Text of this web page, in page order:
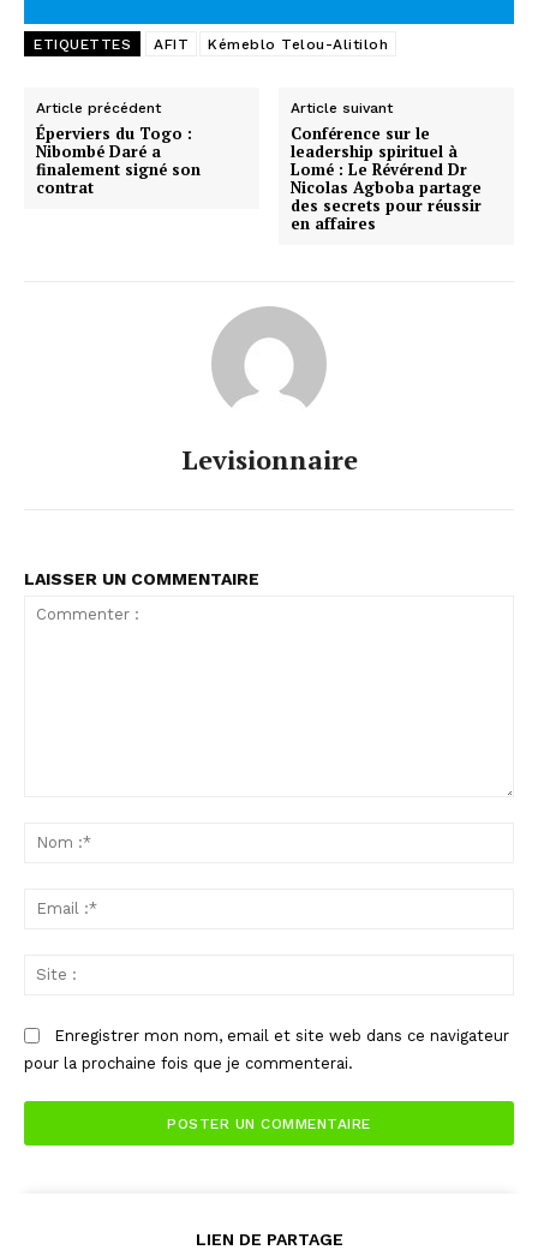
ETIQUETTES AFIT Kémeblo Telou-Alitiloh
Article précédent
Éperviers du Togo :
Nibombé Daré a
finalement signé son
contrat
Article suivant
Conférence sur le
leadership spirituel à
Lomé : Le Révérend Dr
Nicolas Agboba partage
des secrets pour réussir
en affaires
Levisionnaire
LAISSER UN COMMENTAIRE
Enregistrer mon nom, email et site web dans ce navigateur
pour la prochaine fois que je commenterai.
LIEN DE PARTAGE